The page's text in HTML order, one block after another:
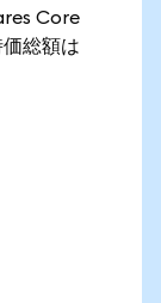
Core
総額は